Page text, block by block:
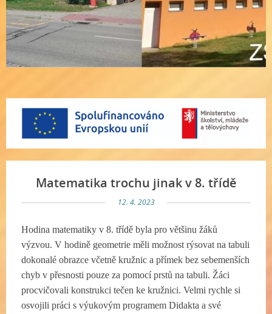
Matematika trochu jinak v 8. třídě
12. 4. 2023
Hodina matematiky v 8. třídě byla pro většinu žáků
výzvou. V hodině geometrie měli možnost rýsovat na tabuli
dokonalé obrazce včetně kružnic a přímek bez sebemenších
chyb v přesnosti pouze za pomocí prstů na tabuli. Žáci
procvičovali konstrukci tečen ke kružnici. Velmi rychle si
osvojili práci s výukovým programem Didakta a své